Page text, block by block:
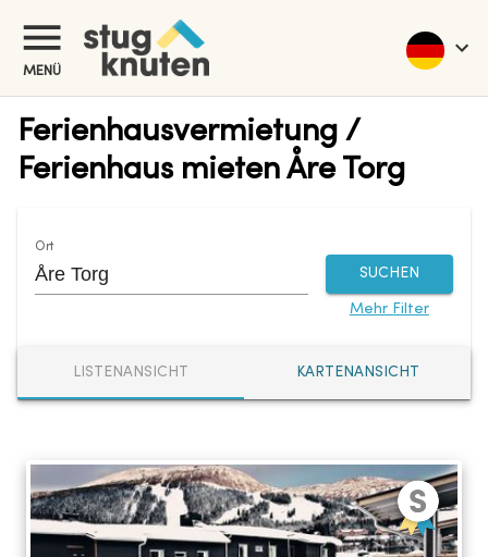
MENÜ
Ferienhausvermietung /
Ferienhaus mieten Åre Torg
Ort
SUCHEN
Mehr Filter
LISTENANSICHT KARTENANSICHT